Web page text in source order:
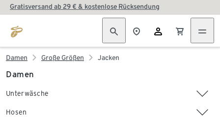
Gratisversand ab 29 € & kostenlose Rücksendung
Damen Große Größen Jacken
Damen
Unterwäsche
Hosen